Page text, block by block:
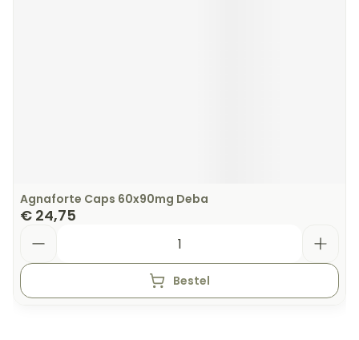
Agnaforte Caps 60x90mg Deba
€ 24,75
Bestel